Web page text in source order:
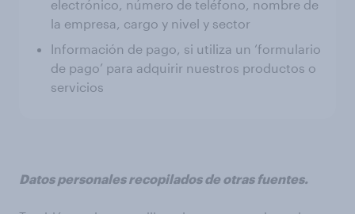
electrónico, número de teléfono, nombre de
la empresa, cargo y nivel y sector
Información de pago, si utiliza un ‘formulario
de pago’ para adquirir nuestros productos o
servicios
Datos personales recopilados de otras fuentes.